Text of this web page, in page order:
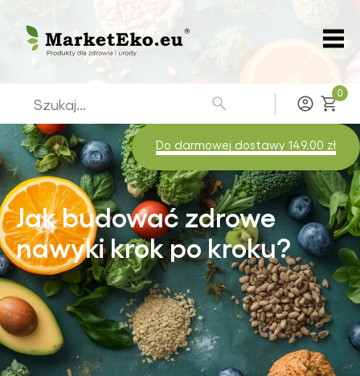
Zaloguj
0
Do darmowej dostawy 149.00 zł
Jak budować zdrowe
nawyki krok po kroku?